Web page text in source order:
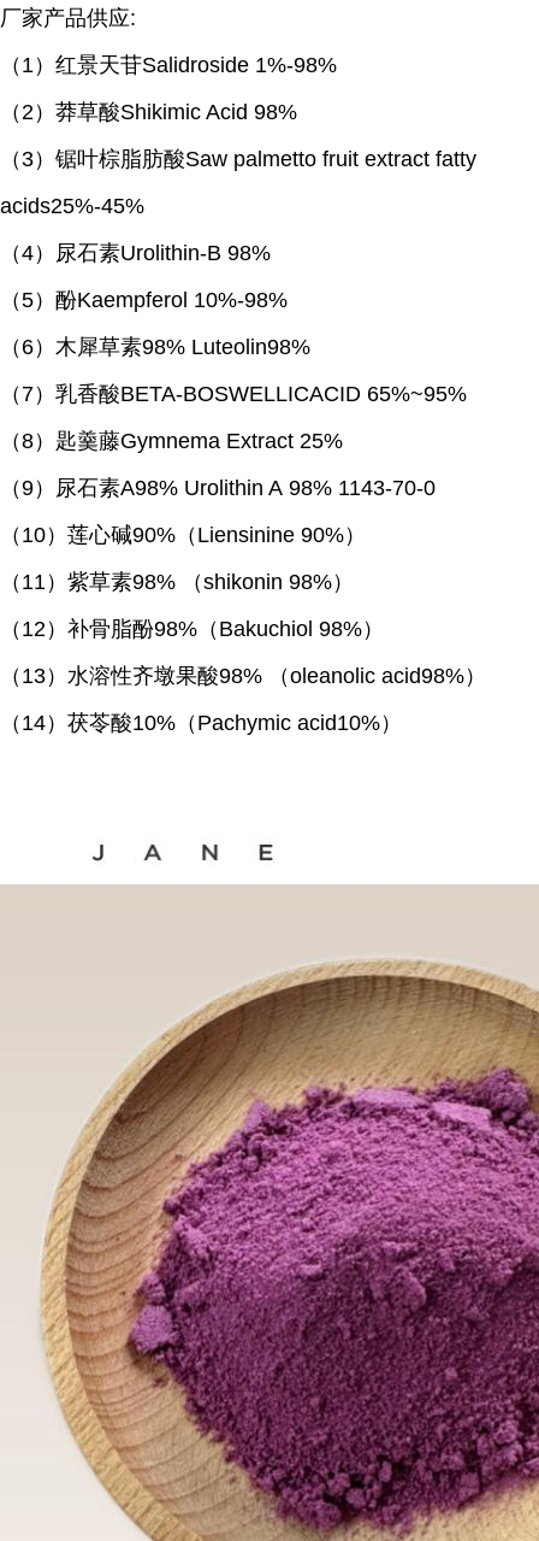
厂家产品供应:
（ 1）红景天苷Salidroside 1%-98%
（2）莽草酸Shikimic Acid 98%
（3）锯叶棕脂肪酸Saw palmetto fruit extract fatty
acids25%-45%
（4）尿石素Urolithin-B 98%
（5）酚Kaempferol 10%-98%
（ 6）木犀草素98% Luteolin98%
（ 7）乳香酸BETA-BOSWELLICACID 65%~95%
（8）匙羹藤Gymnema Extract 25%
（9）尿石素A98% Urolithin A 98% 1143-70-0
（ 10）莲心碱90%（Liensinine 90%）
（ 11）紫草素98% （shikonin 98%）
（ 12）补骨脂酚98%（Bakuchiol 98%）
（ 13）水溶性齐墩果酸98% （oleanolic acid98%）
（ 14）茯苓酸10%（Pachymic acid10%）